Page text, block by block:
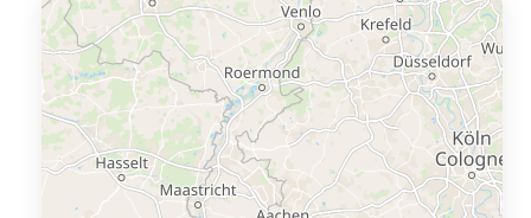
offres de location les plus intéressantes. Profitez des
jours fériés de mai pour passer un séjour les pieds dans
l'eau.
Au mois de mai, vous n'aurez pas le temps de vous
ennuyer ! Parmi les lieux de sortie de la région, vous
trouverez d...